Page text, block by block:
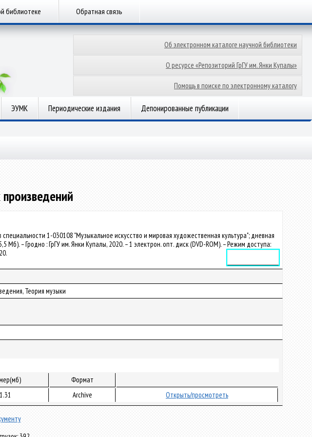
библиотеке Обратная связь
Об электронном каталоге научной библиотеки
О ресурсе «Репозиторий ГрГУ им. Янки Купалы»
Помощь в поиске по электронному каталогу
ЭУМК Периодические издания Депонированные публикации
1-030108 "Музыкальное искусство и мировая художественная культура"; дневная
Мб). – Гродно : ГрГУ им. Янки Купалы, 2020. – 1 электрон. опт. диск (DVD-ROM). – Режим доступа:
Теория музыки
Формат
1.31 Archive Открыть/просмотреть